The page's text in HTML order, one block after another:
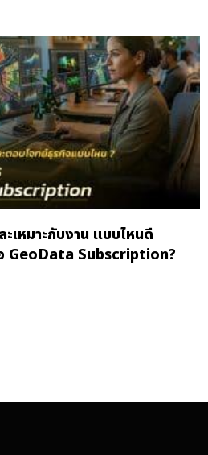
เหมาะกับงาน แบบไหนดี
GeoData Subscription?